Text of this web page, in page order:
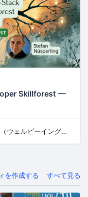
Skillforest —
Management 3.0 by NüWorks（ウェルビーイング・リーダーシップ）
を作成する すべて見る